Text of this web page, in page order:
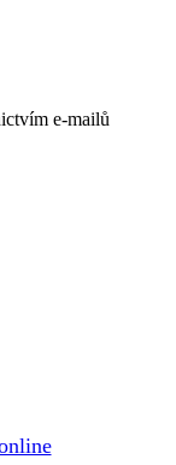
e-mailů